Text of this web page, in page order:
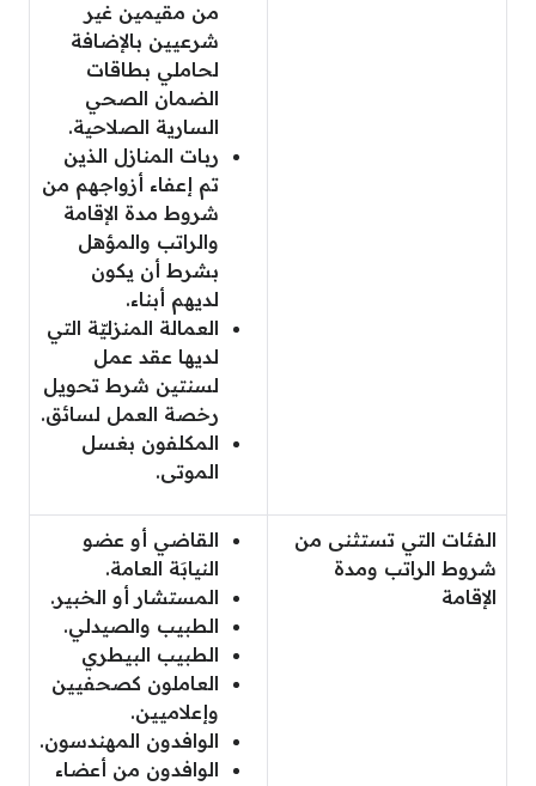
من مقيمين غير
شرعيين بالإضافة
لحاملي بطاقات
الضمان الصحي
السارية الصلاحية.
ربات المنازل الذين
تم إعفاء أزواجهم من
شروط مدة الإقامة
والراتب والمؤهل
بشرط أن يكون
لديهم أبناء.
العمالة المنزليّة التي
لديها عقد عمل
لسنتين شرط تحويل
رخصة العمل لسائق.
المكلفون بغسل
الموتى.
الفئات التي تستثنى من
شروط الراتب ومدة
الإقامة
القاضي أو عضو
النيابَة العامة.
المستشار أو الخبير.
الطبيب والصيدلي.
الطبيب البيطري
العاملون كصحفيين
وإعلاميين.
الوافدون المهندسون.
الوافدون من أعضاء